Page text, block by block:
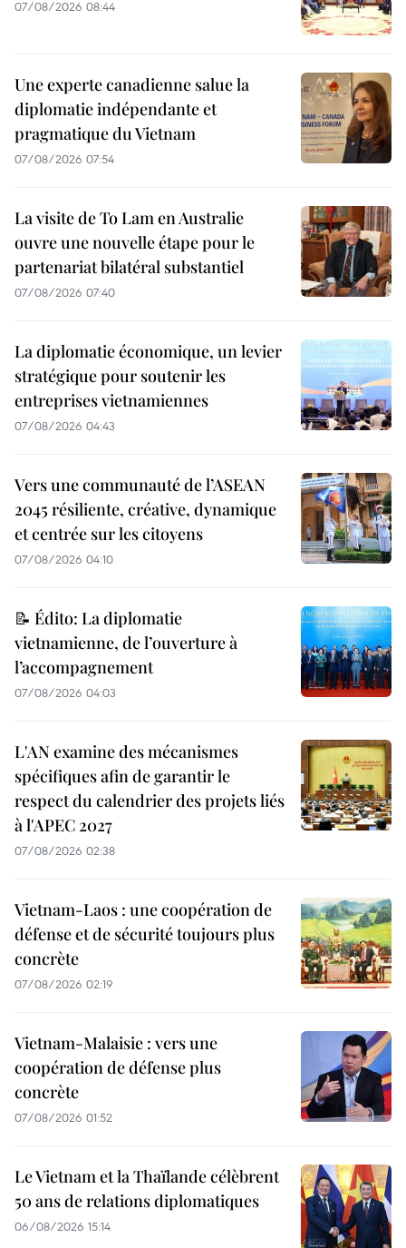
07/08/2026 08:44
Une experte canadienne salue la
diplomatie indépendante et
pragmatique du Vietnam
07/08/2026 07:54
La visite de To Lam en Australie
ouvre une nouvelle étape pour le
partenariat bilatéral substantiel
07/08/2026 07:40
La diplomatie économique, un levier
stratégique pour soutenir les
entreprises vietnamiennes
07/08/2026 04:43
Vers une communauté de l’ASEAN
2045 résiliente, créative, dynamique
et centrée sur les citoyens
07/08/2026 04:10
📝 Édito: La diplomatie
vietnamienne, de l’ouverture à
l’accompagnement
07/08/2026 04:03
L'AN examine des mécanismes
spécifiques afin de garantir le
respect du calendrier des projets liés
à l'APEC 2027
07/08/2026 02:38
Vietnam-Laos : une coopération de
défense et de sécurité toujours plus
concrète
07/08/2026 02:19
Vietnam-Malaisie : vers une
coopération de défense plus
concrète
07/08/2026 01:52
Le Vietnam et la Thaïlande célèbrent
50 ans de relations diplomatiques
06/08/2026 15:14